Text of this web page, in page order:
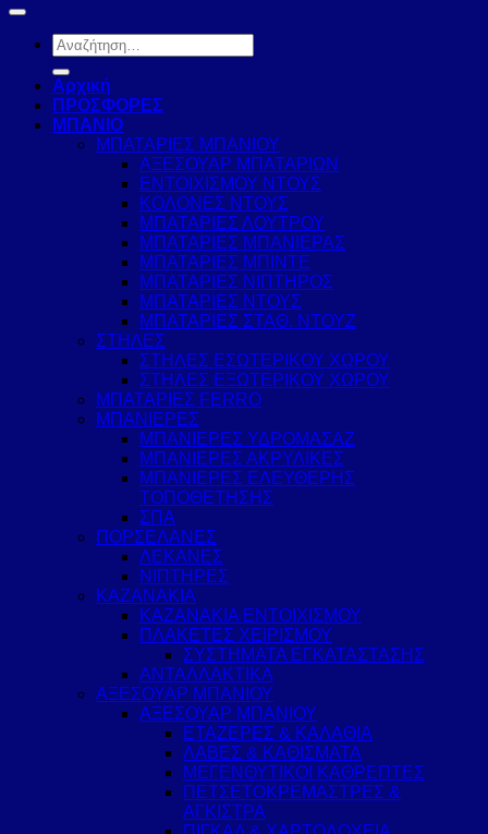
Αναζήτηση
για:
Αρχική
ΠΡΟΣΦΟΡΕΣ
ΜΠΑΝΙΟ
ΜΠΑΤΑΡΙΕΣ ΜΠΑΝΙΟΥ
ΑΞΕΣΟΥΑΡ ΜΠΑΤΑΡΙΩΝ
ΕΝΤΟΙΧΙΣΜΟΥ ΝΤΟΥΣ
ΚΟΛΟΝΕΣ ΝΤΟΥΣ
ΜΠΑΤΑΡΙΕΣ ΛΟΥΤΡΟΥ
ΜΠΑΤΑΡΙΕΣ ΜΠΑΝΙΕΡΑΣ
ΜΠΑΤΑΡΙΕΣ ΜΠΙΝΤΕ
ΜΠΑΤΑΡΙΕΣ ΝΙΠΤΗΡΟΣ
ΜΠΑΤΑΡΙΕΣ ΝΤΟΥΣ
ΜΠΑΤΑΡΙΕΣ ΣΤΑΘ. ΝΤΟΥΖ
ΣΤΗΛΕΣ
ΣΤΗΛΕΣ ΕΣΩΤΕΡΙΚΟΥ ΧΩΡΟΥ
ΣΤΗΛΕΣ ΕΞΩΤΕΡΙΚΟΥ ΧΩΡΟΥ
ΜΠΑΤΑΡΙΕΣ FERRO
ΜΠΑΝΙΕΡΕΣ
ΜΠΑΝΙΕΡΕΣ ΥΔΡΟΜΑΣΑΖ
ΜΠΑΝΙΕΡΕΣ ΑΚΡΥΛΙΚΕΣ
ΜΠΑΝΙΕΡΕΣ ΕΛΕΥΘΕΡΗΣ
ΤΟΠΟΘΕΤΗΣΗΣ
ΣΠΑ
ΠΟΡΣΕΛΑΝΕΣ
ΛΕΚΑΝΕΣ
ΝΙΠΤΗΡΕΣ
ΚΑΖΑΝΑΚΙΑ
ΚΑΖΑΝΑΚΙΑ ΕΝΤΟΙΧΙΣΜΟΥ
ΠΛΑΚΕΤΕΣ ΧΕΙΡΙΣΜΟΥ
ΣΥΣΤΗΜΑΤΑ ΕΓΚΑΤΑΣΤΑΣΗΣ
ΑΝΤΑΛΛΑΚΤΙΚΑ
ΑΞΕΣΟΥΑΡ ΜΠΑΝΙΟΥ
ΑΞΕΣΟΥΑΡ ΜΠΑΝΙΟΥ
ΕΤΑΖΕΡΕΣ & ΚΑΛΑΘΙΑ
ΛΑΒΕΣ & ΚΑΘΙΣΜΑΤΑ
ΜΕΓΕΝΘΥΤΙΚΟΙ ΚΑΘΡΕΠΤΕΣ
ΠΕΤΣΕΤΟΚΡΕΜΑΣΤΡΕΣ &
ΑΓΚΙΣΤΡΑ